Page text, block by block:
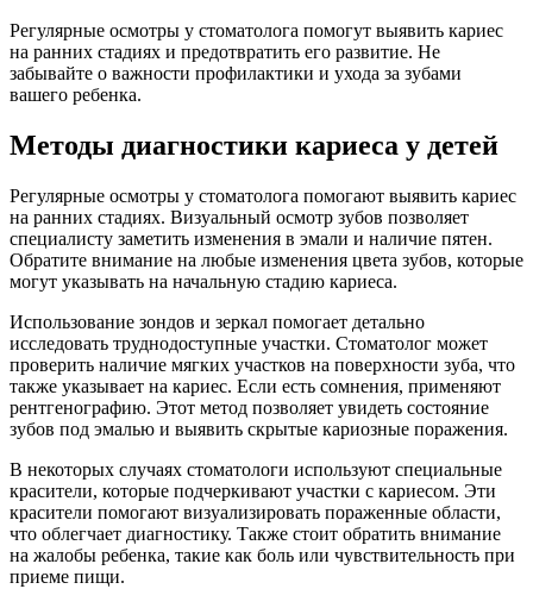
Регулярные осмотры у стоматолога помогут выявить кариес
на ранних стадиях и предотвратить его развитие. Не
забывайте о важности профилактики и ухода за зубами
вашего ребенка.
Методы диагностики кариеса у детей
Регулярные осмотры у стоматолога помогают выявить кариес
на ранних стадиях. Визуальный осмотр зубов позволяет
специалисту заметить изменения в эмали и наличие пятен.
Обратите внимание на любые изменения цвета зубов, которые
могут указывать на начальную стадию кариеса.
Использование зондов и зеркал помогает детально
исследовать труднодоступные участки. Стоматолог может
проверить наличие мягких участков на поверхности зуба, что
также указывает на кариес. Если есть сомнения, применяют
рентгенографию. Этот метод позволяет увидеть состояние
зубов под эмалью и выявить скрытые кариозные поражения.
В некоторых случаях стоматологи используют специальные
красители, которые подчеркивают участки с кариесом. Эти
красители помогают визуализировать пораженные области,
что облегчает диагностику. Также стоит обратить внимание
на жалобы ребенка, такие как боль или чувствительность при
приеме пищи.